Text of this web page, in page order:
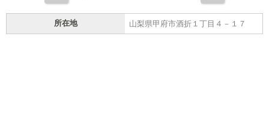
所在地 山梨県甲府市酒折１丁目４－１７